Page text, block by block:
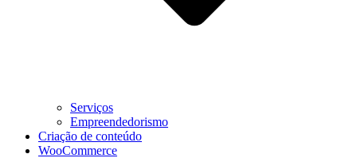
Serviços
Empreendedorismo
Criação de conteúdo
WooCommerce